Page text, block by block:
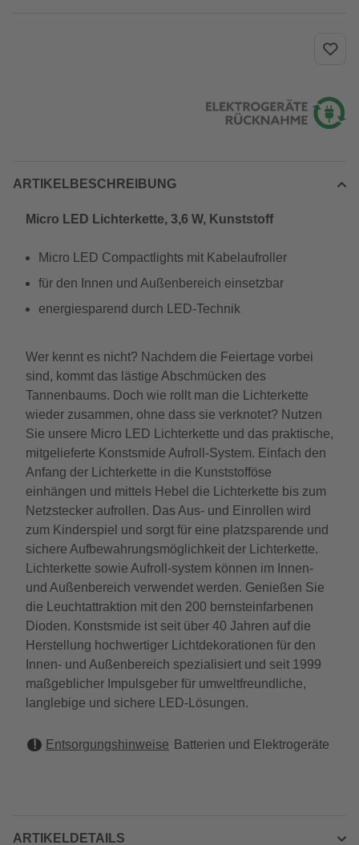
ARTIKELBESCHREIBUNG
Micro LED Lichterkette, 3,6 W, Kunststoff
Micro LED Compactlights mit Kabelaufroller
für den Innen und Außenbereich einsetzbar
energiesparend durch LED-Technik
Wer kennt es nicht? Nachdem die Feiertage vorbei
sind, kommt das lästige Abschmücken des
Tannenbaums. Doch wie rollt man die Lichterkette
wieder zusammen, ohne dass sie verknotet? Nutzen
Sie unsere Micro LED Lichterkette und das praktische,
mitgelieferte Konstsmide Aufroll-System. Einfach den
Anfang der Lichterkette in die Kunststofföse
einhängen und mittels Hebel die Lichterkette bis zum
Netzstecker aufrollen. Das Aus- und Einrollen wird
zum Kinderspiel und sorgt für eine platzsparende und
sichere Aufbewahrungsmöglichkeit der Lichterkette.
Lichterkette sowie Aufroll-system können im Innen-
und Außenbereich verwendet werden. Genießen Sie
die Leuchtattraktion mit den 200 bernsteinfarbenen
Dioden. Konstsmide ist seit über 40 Jahren auf die
Herstellung hochwertiger Lichtdekorationen für den
Innen- und Außenbereich spezialisiert und seit 1999
maßgeblicher Impulsgeber für umweltfreundliche,
langlebige und sichere LED-Lösungen.
Entsorgungshinweise Batterien und Elektrogeräte
ARTIKELDETAILS